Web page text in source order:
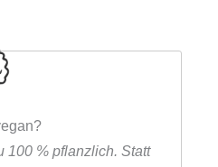
100 % pflanzlich. Statt